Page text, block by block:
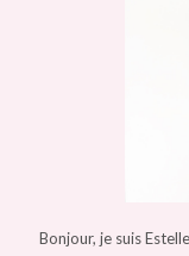
Bonjour, je suis